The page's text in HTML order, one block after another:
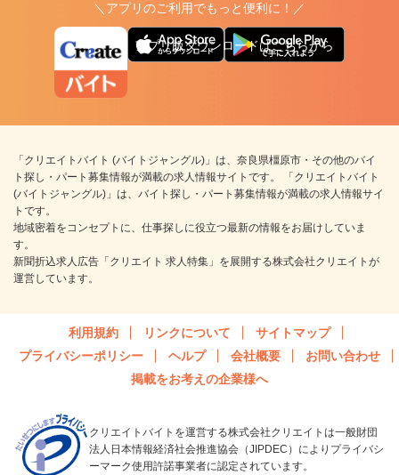
＼アプリのご利用でもっと便利に！／
アプリ版ダウンロードはこちらから
「クリエイトバイト (バイトジャングル)」は、奈良県橿原市・その他のバイ
ト探し・パート募集情報が満載の求人情報サイトです。 「クリエイトバイト
(バイトジャングル)」は、バイト探し・パート募集情報が満載の求人情報サイ
トです。
地域密着をコンセプトに、仕事探しに役立つ最新の情報をお届けしていま
す。
新聞折込求人広告「クリエイト 求人特集」を展開する株式会社クリエイトが
運営しています。
利用規約 リンクについて
サイトマップ
プライバシーポリシー
ヘルプ 会社概要
お問い合わせ
掲載をお考えの企業様へ
クリエイトバイトを運営する株式会社クリエイトは一般財団
法人日本情報経済社会推進協会（JIPDEC）によりプライバシ
ーマーク使用許諾事業者に認定されています。